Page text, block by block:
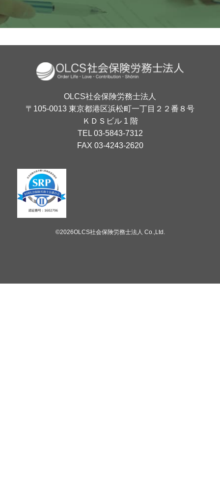
OLCS社会保険労務士法人
〒105-0013 東京都港区浜松町一丁目２２番８号
ＫＤＳビル 1 階
TEL 03-5843-7312
FAX 03-4243-2620
©2026OLCS社会保険労務士法人 Co.,Ltd.